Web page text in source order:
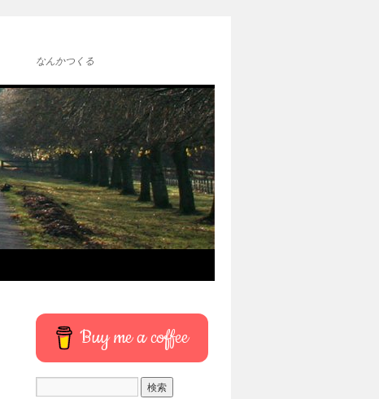
なんかつくる
Buy me a coffee